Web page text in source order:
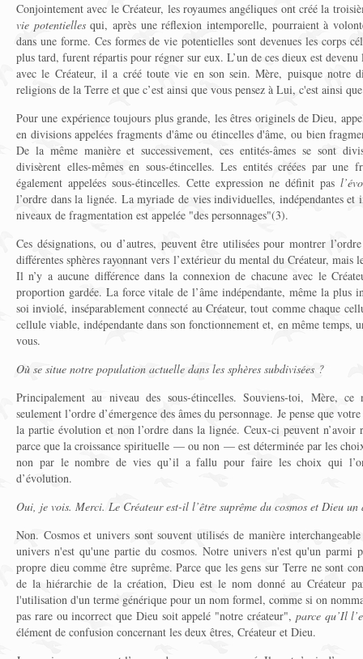
Conjointement avec le Créateur, les royaumes angéliques ont créé la
vie potentiellesqui, après une réflexion intemporelle, pourraient à
dans une forme. Ces formes de vie potentielles sont devenues les corps
plus tard, furent répartis pour régner sur eux. L’un de ces dieux est
avec le Créateur, il a créé toute vie en son sein. Mère, puisque notre
religions de la Terre et que c’est ainsi que vous pensez à Lui, c'est ainsi
Pour une expérience toujours plus grande, les êtres originels de Dieu,
en divisions appelées fragments d'âme ou étincelles d'âme, ou bien
De la même manière et successivement, ces entités-âmes se sont
divisèrent elles-mêmes en sous-étincelles. Les entités créées par une
également appelées sous-étincelles. Cette expression ne définit pas
l’ordre dans la lignée. La myriade de vies individuelles, indépendantes et
niveaux de fragmentation est appelée "des personnages"(3).
Ces désignations, ou d’autres, peuvent être utilisées pour montrer
différentes sphères rayonnant vers l’extérieur du mental du Créateur, mais
Il n’y a aucune différence dans la connexion de chacune avec le
proportion gardée. La force vitale de l’âme indépendante, même la plus
soi inviolé, inséparablement connecté au Créateur, tout comme chaque
cellule viable, indépendante dans son fonctionnement et, en même temps,
vous.
Où se situe notre population actuelle dans les sphères subdivisées ?
Principalement au niveau des sous-étincelles. Souviens-toi, Mère,
seulement l’ordre d’émergence des âmes du personnage. Je pense que
la partie évolution et non l’ordre dans la lignée. Ceux-ci peuvent n’avoir
parce que la croissance spirituelle — ou non — est déterminée par les
non par le nombre de vies qu’il a fallu pour faire les choix qui
d’évolution.
Oui, je vois. Merci. Le Créateur est-il l’être suprême du cosmos et Dieu un
Non. Cosmos et univers sont souvent utilisés de manière
univers n'est qu'une partie du cosmos. Notre univers n'est qu'un parmi
propre dieu comme être suprême. Parce que les gens sur Terre ne sont
de la hiérarchie de la création, Dieu est le nom donné au Créateur
l'utilisation d'un terme générique pour un nom formel, comme si on
pas rare ou incorrect que Dieu soit appelé "notre créateur", parce qu’Il
élément de confusion concernant les deux êtres, Créateur et Dieu.